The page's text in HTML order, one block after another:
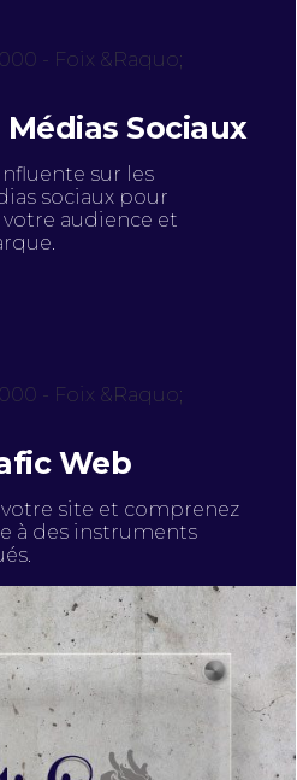
- Foix &Raquo;
Sociaux
sur les
sociaux pour
audience et
- Foix &Raquo;
Web
votre site et comprenez
à des instruments